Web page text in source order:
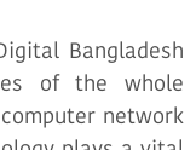
Bangladesh
of the whole
network